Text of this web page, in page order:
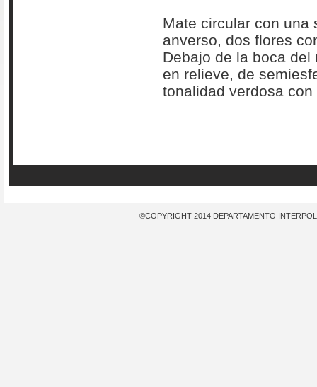
Mate circular con una
anverso, dos flores
Debajo de la boca
en relieve, de
tonalidad verdosa con
©COPYRIGHT 2014 DEPARTAMENTO